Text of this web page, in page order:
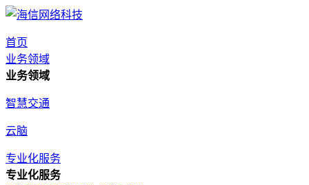
首页
业务领域
业务领域
智慧交通
云脑
专业化服务
专业化服务